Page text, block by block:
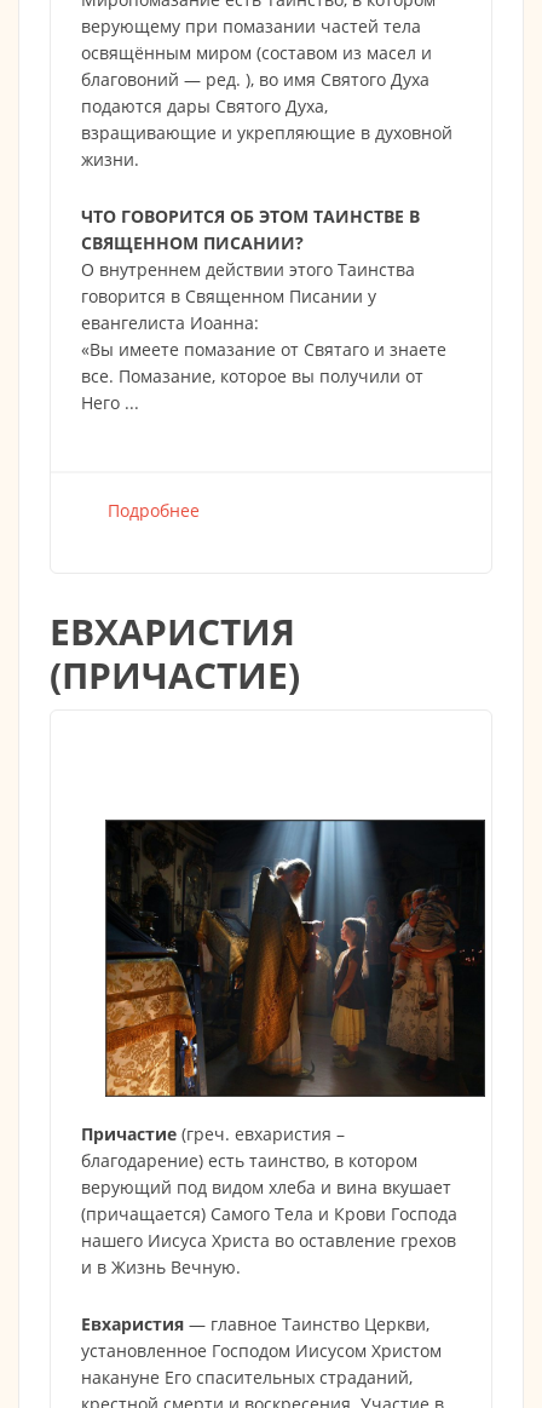
верующему при помазании частей тела
освящённым миром (составом из масел и
благовоний — ред. ), во имя Святого Духа
подаются дары Святого Духа,
взращивающие и укрепляющие в духовной
жизни.
ЧТО ГОВОРИТСЯ ОБ ЭТОМ ТАИНСТВЕ В
СВЯЩЕННОМ ПИСАНИИ?
О внутреннем действии этого Таинства
говорится в Священном Писании у
евангелиста Иоанна:
«Вы имеете помазание от Святаго и знаете
все. Помазание, которое вы получили от
Него ...
Подробнее
ЕВХАРИСТИЯ
(ПРИЧАСТИЕ)
Причастие (греч. евхаристия –
благодарение) есть таинство, в котором
верующий под видом хлеба и вина вкушает
(причащается) Самого Тела и Крови Господа
нашего Иисуса Христа во оставление грехов
и в Жизнь Вечную.
Евхаристия — главное Таинство Церкви,
установленное Господом Иисусом Христом
накануне Его спасительных страданий,